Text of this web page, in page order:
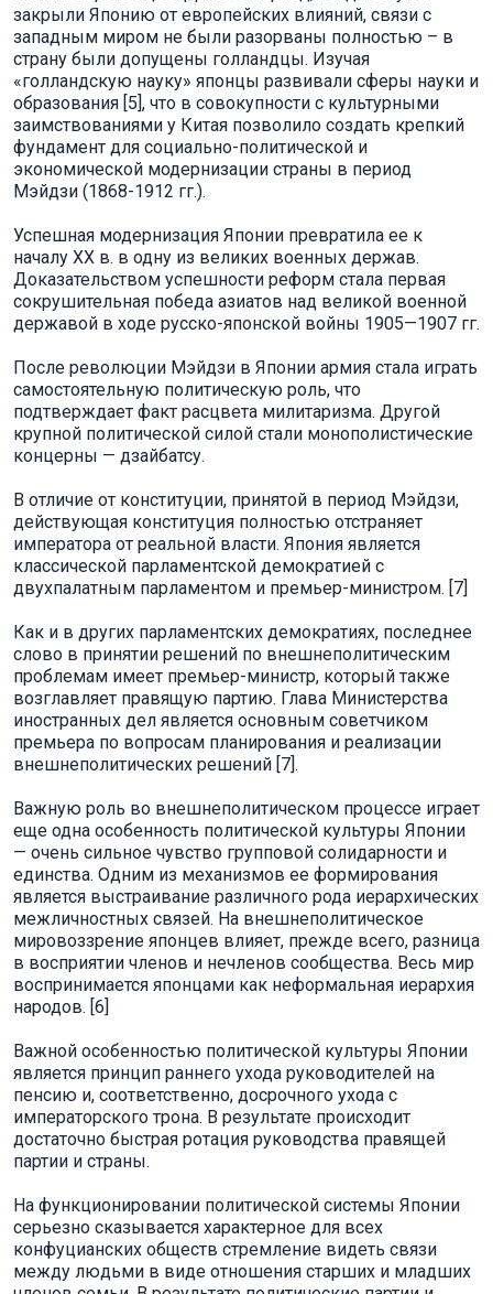
закрыли Японию от европейских влияний, связи с
западным миром не были разорваны полностью – в
страну были допущены голландцы. Изучая
«голландскую науку» японцы развивали сферы науки и
образования [5], что в совокупности с культурными
заимствованиями у Китая позволило создать крепкий
фундамент для социально-политической и
экономической модернизации страны в период
Мэйдзи (1868-1912 гг.).
Успешная модернизация Японии превратила ее к
началу XX в. в одну из великих военных держав.
Доказательством успешности реформ стала первая
сокрушительная победа азиатов над великой военной
державой в ходе русско-японской войны 1905—1907 гг.
После революции Мэйдзи в Японии армия стала играть
самостоятельную политическую роль, что
подтверждает факт расцвета милитаризма. Другой
крупной политической силой стали монополистические
концерны — дзайбатсу.
В отличие от конституции, принятой в период Мэйдзи,
действующая конституция полностью отстраняет
императора от реальной власти. Япония является
классической парламентской демократией с
двухпалатным парламентом и премьер-министром. [7]
Как и в других парламентских демократиях, последнее
слово в принятии решений по внешнеполитическим
проблемам имеет премьер-министр, который также
возглавляет правящую партию. Глава Министерства
иностранных дел является основным советчиком
премьера по вопросам планирования и реализации
внешнеполитических решений [7].
Важную роль во внешнеполитическом процессе играет
еще одна особенность политической культуры Японии
— очень сильное чувство групповой солидарности и
единства. Одним из механизмов ее формирования
является выстраивание различного рода иерархических
межличностных связей. На внешнеполитическое
мировоззрение японцев влияет, прежде всего, разница
в восприятии членов и нечленов сообщества. Весь мир
воспринимается японцами как неформальная иерархия
народов. [6]
Важной особенностью политической культуры Японии
является принцип раннего ухода руководителей на
пенсию и, соответственно, досрочного ухода с
императорского трона. В результате происходит
достаточно быстрая ротация руководства правящей
партии и страны.
На функционировании политической системы Японии
серьезно сказывается характерное для всех
конфуцианских обществ стремление видеть связи
между людьми в виде отношения старших и младших